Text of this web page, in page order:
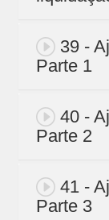
39 -
Parte 1
40 -
Parte 2
41 -
Parte 3